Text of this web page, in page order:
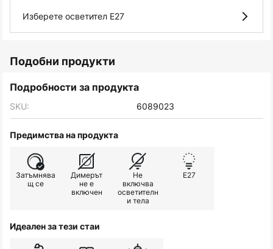
Изберете осветител E27
Подобни продукти
Подробности за продукта
SKU: 6089023
Предимства на продукта
Затъмнява
щ се
Димерът
не е
включен
Не
включва
осветителн
и тела
E27
Идеален за тези стаи